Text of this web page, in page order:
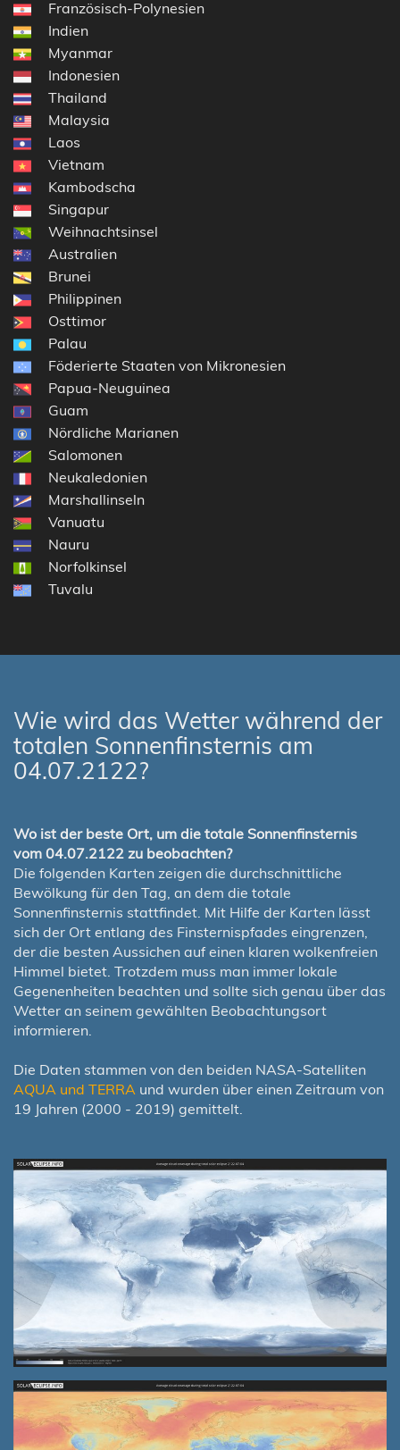
Französisch-Polynesien
Indien
Myanmar
Indonesien
Thailand
Malaysia
Laos
Vietnam
Kambodscha
Singapur
Weihnachtsinsel
Australien
Brunei
Philippinen
Osttimor
Palau
Föderierte Staaten von Mikronesien
Papua-Neuguinea
Guam
Nördliche Marianen
Salomonen
Neukaledonien
Marshallinseln
Vanuatu
Nauru
Norfolkinsel
Tuvalu
Wie wird das Wetter während der
totalen Sonnenfinsternis am
04.07.2122?
Wo ist der beste Ort, um die totale Sonnenfinsternis
vom 04.07.2122 zu beobachten?
Die folgenden Karten zeigen die durchschnittliche
Bewölkung für den Tag, an dem die totale
Sonnenfinsternis stattfindet. Mit Hilfe der Karten lässt
sich der Ort entlang des Finsternispfades eingrenzen,
der die besten Aussichen auf einen klaren wolkenfreien
Himmel bietet. Trotzdem muss man immer lokale
Gegenenheiten beachten und sollte sich genau über das
Wetter an seinem gewählten Beobachtungsort
informieren.
Die Daten stammen von den beiden NASA-Satelliten
AQUA und TERRA und wurden über einen Zeitraum von
19 Jahren (2000 - 2019) gemittelt.